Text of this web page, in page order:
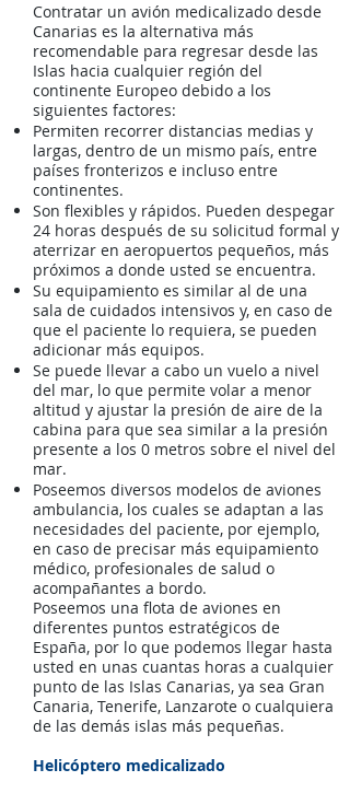
Contratar un avión medicalizado desde
Canarias es la alternativa más
recomendable para regresar desde las
Islas hacia cualquier región del
continente Europeo debido a los
siguientes factores:
Permiten recorrer distancias medias y
largas, dentro de un mismo país, entre
países fronterizos e incluso entre
continentes.
Son flexibles y rápidos. Pueden despegar
24 horas después de su solicitud formal y
aterrizar en aeropuertos pequeños, más
próximos a donde usted se encuentra.
Su equipamiento es similar al de una
sala de cuidados intensivos y, en caso de
que el paciente lo requiera, se pueden
adicionar más equipos.
Se puede llevar a cabo un vuelo a nivel
del mar, lo que permite volar a menor
altitud y ajustar la presión de aire de la
cabina para que sea similar a la presión
presente a los 0 metros sobre el nivel del
mar.
Poseemos diversos modelos de aviones
ambulancia, los cuales se adaptan a las
necesidades del paciente, por ejemplo,
en caso de precisar más equipamiento
médico, profesionales de salud o
acompañantes a bordo.
Poseemos una flota de aviones en
diferentes puntos estratégicos de
España, por lo que podemos llegar hasta
usted en unas cuantas horas a cualquier
punto de las Islas Canarias, ya sea Gran
Canaria, Tenerife, Lanzarote o cualquiera
de las demás islas más pequeñas.
Helicóptero medicalizado